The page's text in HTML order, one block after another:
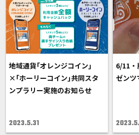
地域通貨｢オレンジコイン｣
×｢ホーリーコイン｣共同スタ
ンプラリー実施のお知らせ
2023.5.31
6/11・
ゼンツ